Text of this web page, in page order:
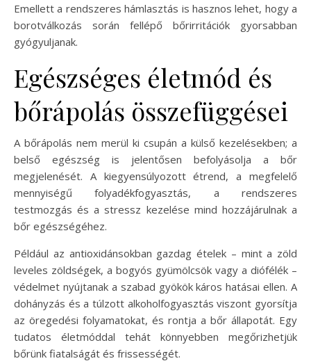
Emellett a rendszeres hámlasztás is hasznos lehet, hogy a
borotválkozás során fellépő bőrirritációk gyorsabban
gyógyuljanak.
Egészséges életmód és
bőrápolás összefüggései
A bőrápolás nem merül ki csupán a külső kezelésekben; a
belső egészség is jelentősen befolyásolja a bőr
megjelenését. A kiegyensúlyozott étrend, a megfelelő
mennyiségű folyadékfogyasztás, a rendszeres
testmozgás és a stressz kezelése mind hozzájárulnak a
bőr egészségéhez.
Például az antioxidánsokban gazdag ételek – mint a zöld
leveles zöldségek, a bogyós gyümölcsök vagy a diófélék –
védelmet nyújtanak a szabad gyökök káros hatásai ellen. A
dohányzás és a túlzott alkoholfogyasztás viszont gyorsítja
az öregedési folyamatokat, és rontja a bőr állapotát. Egy
tudatos életmóddal tehát könnyebben megőrizhetjük
bőrünk fiatalságát és frissességét.